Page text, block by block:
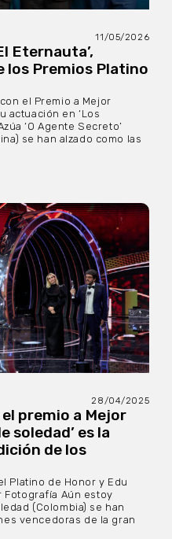
11/05/2026
Eternauta’,
los Premios Platino
el Premio a Mejor
actuación en ‘Los
‘O Agente Secreto’
se han alzado como las
28/04/2025
el premio a Mejor
soledad’ es la
de los
Platino de Honor y Edu
Fotografía Aún estoy
(Colombia) se han
vencedoras de la gran